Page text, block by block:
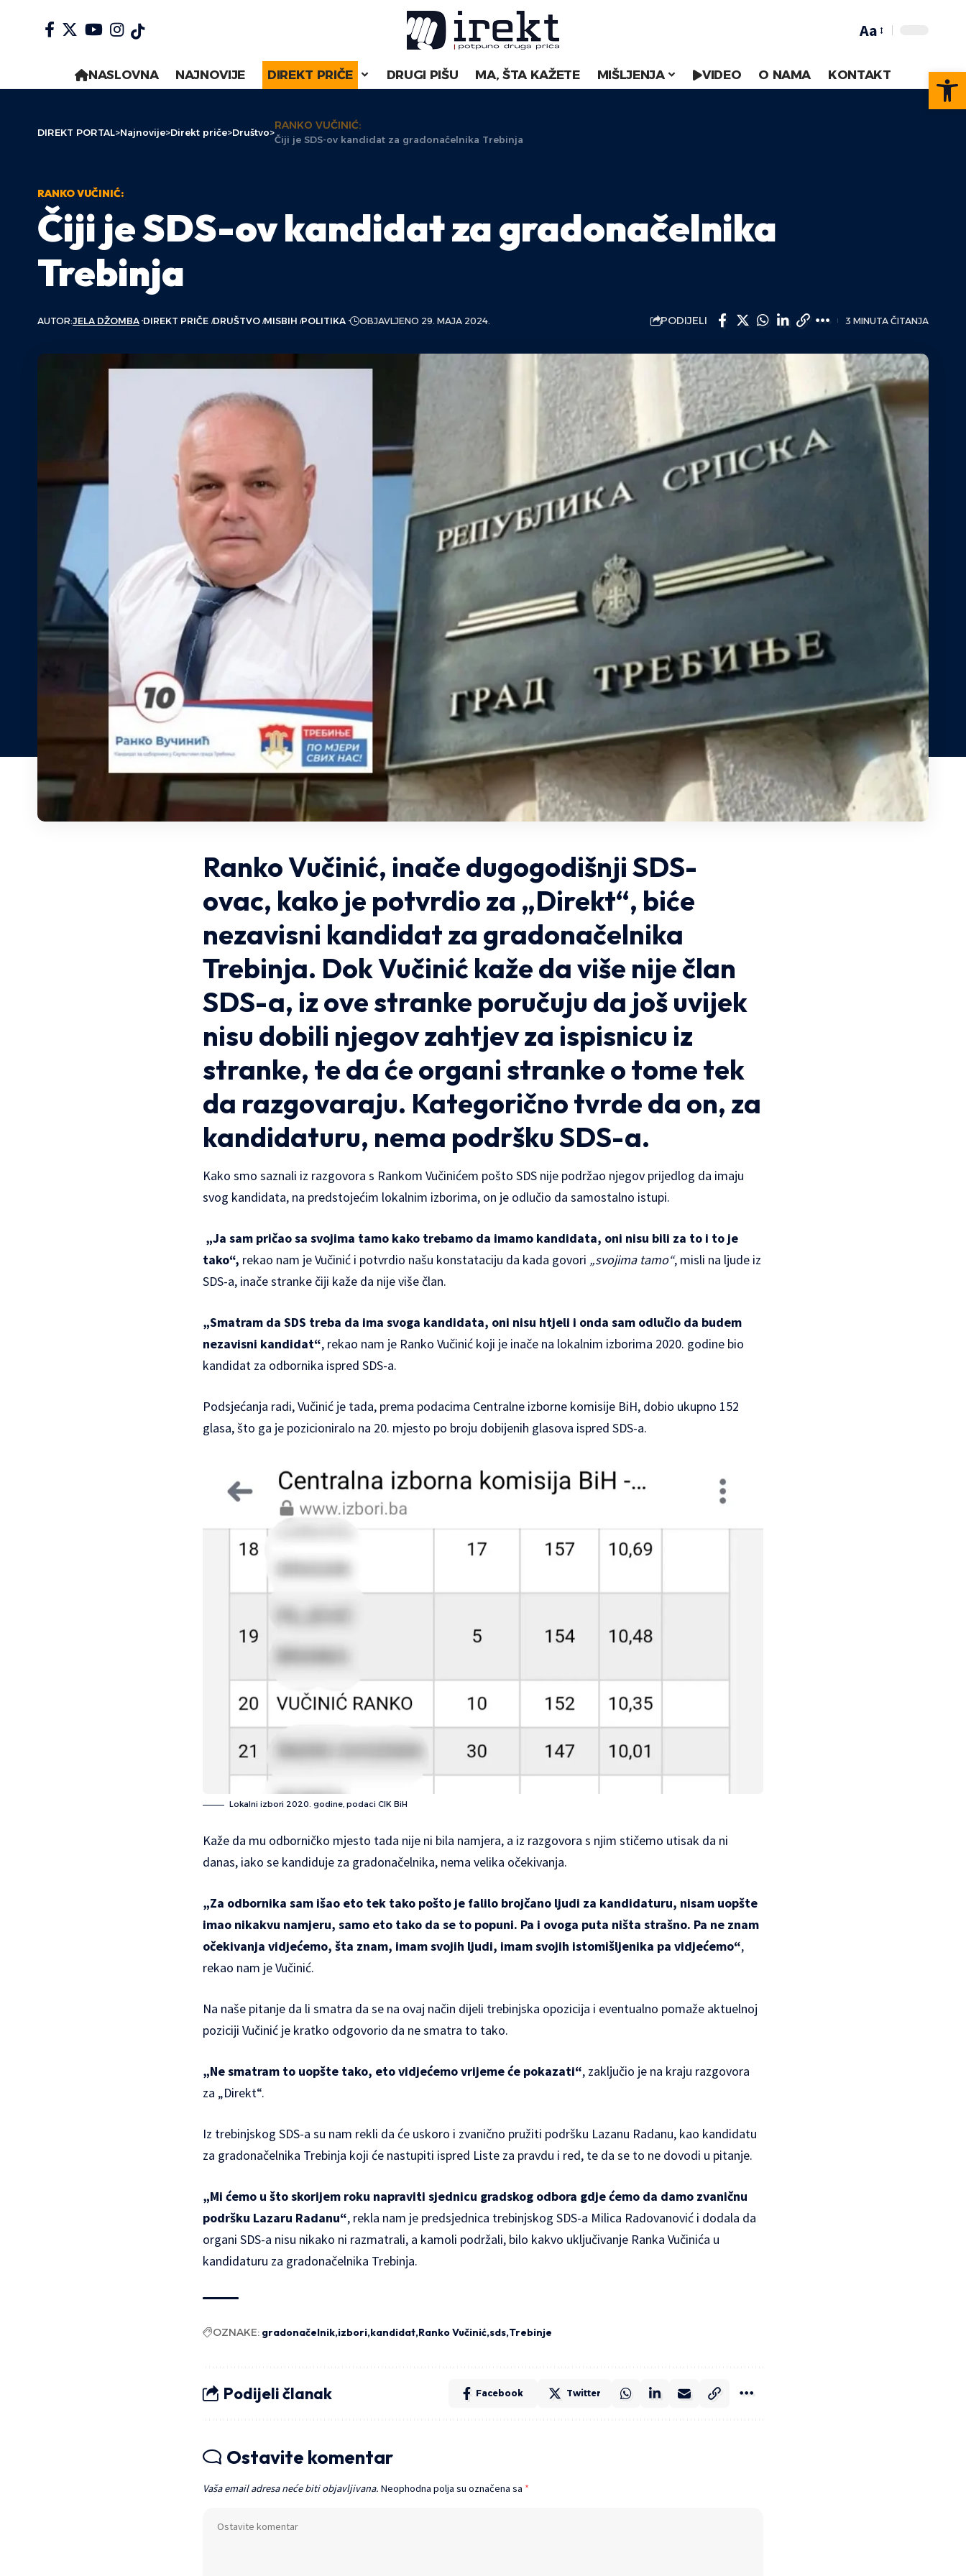
Aa
NASLOVNA NAJNOVIJE DIREKT PRIČE DRUGI PIŠU MA, ŠTA KAŽETE MIŠLJENJA VIDEO O NAMA KONTAKT
DIREKT PORTAL>Najnovije>Direkt priče>Društvo>
RANKO VUČINIĆ:
Čiji je SDS-ov kandidat za gradonačelnika Trebinja
RANKO VUČINIĆ:
Čiji je SDS-ov kandidat za gradonačelnika
Trebinja
AUTOR:JELA DŽOMBA DIREKT PRIČE DRUŠTVO MISBIH POLITIKA OBJAVLJENO 29. MAJA 2024. PODIJELI 3 MINUTA ČITANJA
Ranko Vučinić, inače dugogodišnji SDS-
ovac, kako je potvrdio za „Direkt“, biće
nezavisni kandidat za gradonačelnika
Trebinja. Dok Vučinić kaže da više nije član
SDS-a, iz ove stranke poručuju da još uvijek
nisu dobili njegov zahtjev za ispisnicu iz
stranke, te da će organi stranke o tome tek
da razgovaraju. Kategorično tvrde da on, za
kandidaturu, nema podršku SDS-a.
Kako smo saznali iz razgovora s Rankom Vučinićem pošto SDS nije podržao njegov prijedlog da imaju
svog kandidata, na predstojećim lokalnim izborima, on je odlučio da samostalno istupi.
„Ja sam pričao sa svojima tamo kako trebamo da imamo kandidata, oni nisu bili za to i to je
tako“, rekao nam je Vučinić i potvrdio našu konstataciju da kada govori „svojima tamo“, misli na ljude iz
SDS-a, inače stranke čiji kaže da nije više član.
„Smatram da SDS treba da ima svoga kandidata, oni nisu htjeli i onda sam odlučio da budem
nezavisni kandidat“, rekao nam je Ranko Vučinić koji je inače na lokalnim izborima 2020. godine bio
kandidat za odbornika ispred SDS-a.
Podsjećanja radi, Vučinić je tada, prema podacima Centralne izborne komisije BiH, dobio ukupno 152
glasa, što ga je pozicioniralo na 20. mjesto po broju dobijenih glasova ispred SDS-a.
Lokalni izbori 2020. godine, podaci CIK BiH
Kaže da mu odborničko mjesto tada nije ni bila namjera, a iz razgovora s njim stičemo utisak da ni
danas, iako se kandiduje za gradonačelnika, nema velika očekivanja.
„Za odbornika sam išao eto tek tako pošto je falilo brojčano ljudi za kandidaturu, nisam uopšte
imao nikakvu namjeru, samo eto tako da se to popuni. Pa i ovoga puta ništa strašno. Pa ne znam
očekivanja vidjećemo, šta znam, imam svojih ljudi, imam svojih istomišljenika pa vidjećemo“,
rekao nam je Vučinić.
Na naše pitanje da li smatra da se na ovaj način dijeli trebinjska opozicija i eventualno pomaže aktuelnoj
poziciji Vučinić je kratko odgovorio da ne smatra to tako.
„Ne smatram to uopšte tako, eto vidjećemo vrijeme će pokazati“, zaključio je na kraju razgovora
za „Direkt“.
Iz trebinjskog SDS-a su nam rekli da će uskoro i zvanično pružiti podršku Lazanu Radanu, kao kandidatu
za gradonačelnika Trebinja koji će nastupiti ispred Liste za pravdu i red, te da se to ne dovodi u pitanje.
„Mi ćemo u što skorijem roku napraviti sjednicu gradskog odbora gdje ćemo da damo zvaničnu
podršku Lazaru Radanu“, rekla nam je predsjednica trebinjskog SDS-a Milica Radovanović i dodala da
organi SDS-a nisu nikako ni razmatrali, a kamoli podržali, bilo kakvo uključivanje Ranka Vučinića u
kandidaturu za gradonačelnika Trebinja.
OZNAKE: gradonačelnik izbori kandidat Ranko Vučinić sds Trebinje
Podijeli članak Facebook Twitter
Ostavite komentar
Vaša email adresa neće biti objavljivana. Neophodna polja su označena sa *